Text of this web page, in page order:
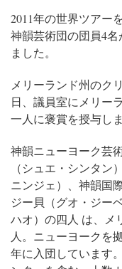
2011年の世界ツアー
神韻芸術団の団員4
ました。
メリーランド州のク
日、議員室にメリー
一人に褒賞を授与しま
神韻ニューヨーク芸
（シュエ・シンタン
ニンジェ）、神韻国
ジー貝（グオ・ジー
ハオ）の四人 は、メ
人。ニューヨークを
年に入団しています